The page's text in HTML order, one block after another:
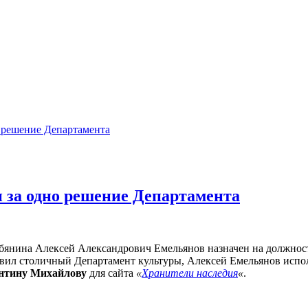
Департамента
одно решение Департамента
Алексей Александрович Емельянов назначен на
столичный Департамент культуры, Алексей Емельянов
Михайлову для сайта «Хранители наследия«.